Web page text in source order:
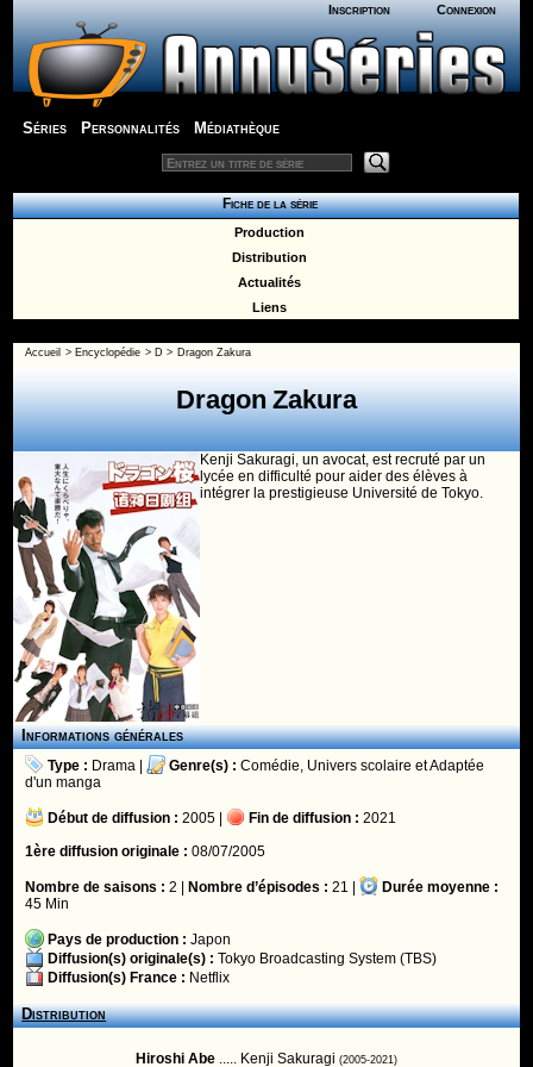
Inscription Connexion
Séries Personnalités Médiathèque
Fiche de la série
Production
Distribution
Actualités
Liens
Accueil > Encyclopédie > D > Dragon Zakura
Dragon Zakura
Kenji Sakuragi, un avocat, est recruté par un
lycée en difficulté pour aider des élèves à
intégrer la prestigieuse Université de Tokyo.
Informations générales
Type : Drama | Genre(s) : Comédie, Univers scolaire etAdaptée
d'un manga
Début de diffusion : 2005 | Fin de diffusion : 2021
1ère diffusion originale : 08/07/2005
Nombre de saisons : 2 | Nombre d’épisodes : 21 |
Durée moyenne :
45 Min
Pays de production : Japon
Diffusion(s) originale(s) : Tokyo Broadcasting System (TBS)
Diffusion(s) France : Netflix
Distribution
Hiroshi Abe ..... Kenji Sakuragi (2005-2021)